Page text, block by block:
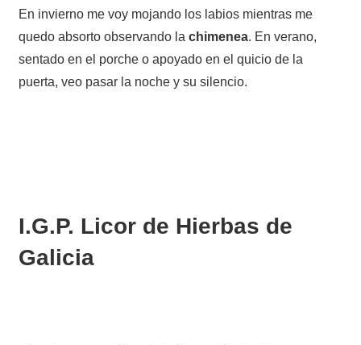
En invierno me voy mojando los labios mientras me
quedo absorto observando la chimenea. En verano,
sentado en el porche o apoyado en el quicio de la
puerta, veo pasar la noche y su silencio.
I.G.P. Licor de Hierbas de
Galicia